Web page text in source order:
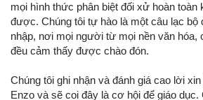
mọi hình thức phân biệt đối xử hoàn toàn
được. Chúng tôi tự hào là một câu lạc bộ
nhập, nơi mọi người từ mọi nền văn hóa,
đều cảm thấy được chào đón.
Chúng tôi ghi nhận và đánh giá cao lời
Enzo và sẽ coi đây là cơ hội để giáo dục.